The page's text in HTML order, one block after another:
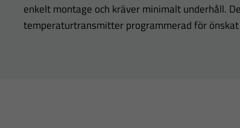
enkelt montage och kräver minimalt underhåll.
temperaturtransmitter programmerad för